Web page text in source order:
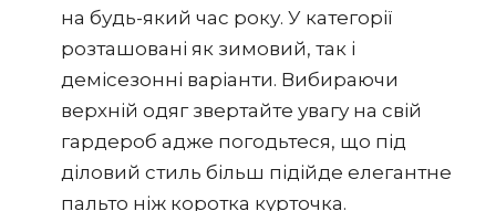
на будь-який час року. У категорії
розташовані як зимовий, так і
демісезонні варіанти. Вибираючи
верхній одяг звертайте увагу на свій
гардероб адже погодьтеся, що під
діловий стиль більш підійде елегантне
пальто ніж коротка курточка.